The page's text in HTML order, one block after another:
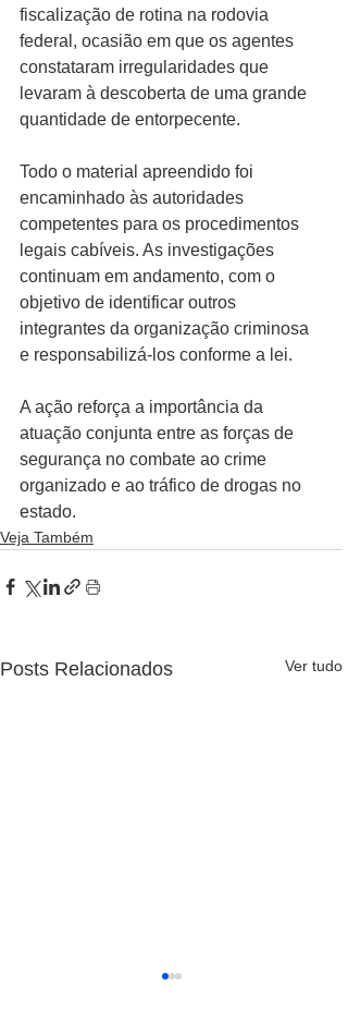
fiscalização de rotina na rodovia
federal, ocasião em que os agentes
constataram irregularidades que
levaram à descoberta de uma grande
quantidade de entorpecente.
Todo o material apreendido foi
encaminhado às autoridades
competentes para os procedimentos
legais cabíveis. As investigações
continuam em andamento, com o
objetivo de identificar outros
integrantes da organização criminosa
e responsabilizá-los conforme a lei.
A ação reforça a importância da
atuação conjunta entre as forças de
segurança no combate ao crime
organizado e ao tráfico de drogas no
estado.
Veja Também
Posts Relacionados Ver tudo